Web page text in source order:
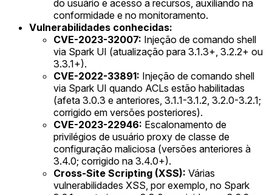
do usuário e acesso a recursos, auxiliando na
conformidade e no monitoramento.
Vulnerabilidades conhecidas:
CVE-2023-32007: Injeção de comando shell
via Spark UI (atualização para 3.1.3+, 3.2.2+ ou
3.3.1+).
CVE-2022-33891: Injeção de comando shell
via Spark UI quando ACLs estão habilitadas
(afeta 3.0.3 e anteriores, 3.1.1-3.1.2, 3.2.0-3.2.1;
corrigido em versões posteriores).
CVE-2023-22946: Escalonamento de
privilégios de usuário proxy de classe de
configuração maliciosa (versões anteriores à
3.4.0; corrigido na 3.4.0+).
Cross-Site Scripting (XSS): Várias
vulnerabilidades XSS, por exemplo, no Spark